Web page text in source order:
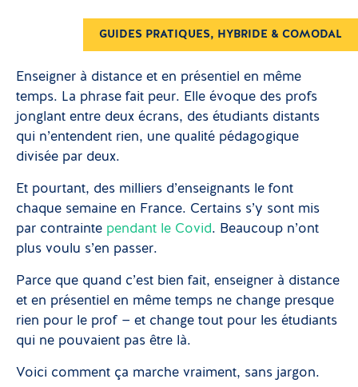
GUIDES PRATIQUES, HYBRIDE & COMODAL
Enseigner à distance et en présentiel en même
temps. La phrase fait peur. Elle évoque des profs
jonglant entre deux écrans, des étudiants distants
qui n’entendent rien, une qualité pédagogique
divisée par deux.
Et pourtant, des milliers d’enseignants le font
chaque semaine en France. Certains s’y sont mis
par contrainte pendant le Covid. Beaucoup n’ont
plus voulu s’en passer.
Parce que quand c’est bien fait, enseigner à distance
et en présentiel en même temps ne change presque
rien pour le prof — et change tout pour les étudiants
qui ne pouvaient pas être là.
Voici comment ça marche vraiment, sans jargon.